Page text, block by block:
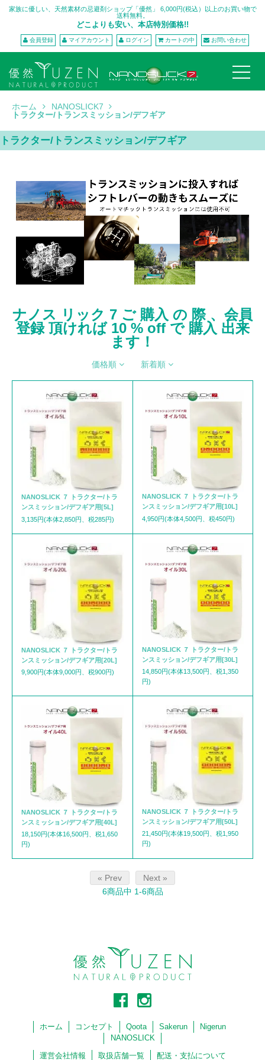
家族に優しい、天然素材の忌避剤ショップ「優然」 6,000円(税込）以上のお買い物で
送料無料。
どこよりも安い、本店特別価格!!
会員登録 マイアカウント ログイン カートの中 お問い合わせ
ホーム
NANOSLICK7
トラクター/トランスミッション/デフギア
トラクター/トランスミッション/デフギア
ナノス リック 7 ご 購入 の 際 、会員
登録 頂ければ 10 % off で 購入 出来
ます！
価格順 新着順
NANOSLICK ７ トラクター/トラ
ンスミッション/デフギア用[5L]
3,135円(本体2,850円、税285円)
NANOSLICK ７ トラクター/トラ
ンスミッション/デフギア用[10L]
4,950円(本体4,500円、税450円)
NANOSLICK ７ トラクター/トラ
ンスミッション/デフギア用[20L]
9,900円(本体9,000円、税900円)
NANOSLICK ７ トラクター/トラ
ンスミッション/デフギア用[30L]
14,850円(本体13,500円、税1,350
円)
NANOSLICK ７ トラクター/トラ
ンスミッション/デフギア用[40L]
18,150円(本体16,500円、税1,650
円)
NANOSLICK ７ トラクター/トラ
ンスミッション/デフギア用[50L]
21,450円(本体19,500円、税1,950
円)
« Prev
Next »
6商品中 1-6商品
ホーム コンセプト Qoota Sakerun
Nigerun
NANOSLICK
運営会社情報 取扱店舗一覧 配送・支払について